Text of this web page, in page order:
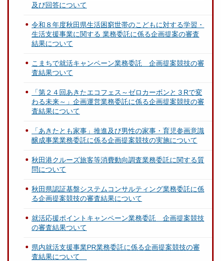
及び回答について
令和８年度秋田県生活困窮世帯のこどもに対する学習・
生活支援事業に関する 業務委託に係る企画提案の審査
結果について
こまちで就活キャンペーン業務委託 企画提案競技の審
査結果ついて
「第２４回あきたエコフェス～ゼロカーボンと３Rで変
わる未来～」企画運営業務委託に係る企画提案競技の審
査結果について
「あきたとも家事」推進及び男性の家事・育児参画意識
醸成事業業務委託に係る企画提案競技の実施について
秋田港クルーズ旅客等消費動向調査業務委託に関する質
問について
秋田県認証基盤システムコンサルティング業務委託に係
る企画提案競技の審査結果について
就活応援ポイントキャンペーン業務委託 企画提案競技
の審査結果ついて
県内就活支援事業PR業務委託に係る企画提案競技の審
査結果について